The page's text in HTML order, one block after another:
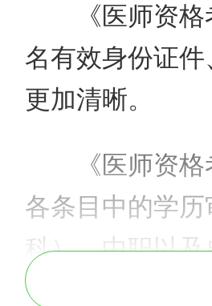
《医师资格
名有效身份证
更加清晰。
《医师资格
各条目中的学
科）、中职以
列款表述。